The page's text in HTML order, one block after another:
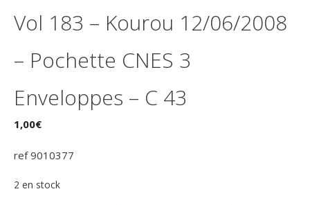
Vol 183 – Kourou 12/06/2008
– Pochette CNES 3
Enveloppes – C 43
1,00€
ref 9010377
2 en stock